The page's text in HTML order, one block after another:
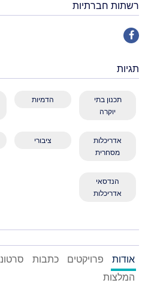
רשתות חברתיות
תגיות
תכנון בתי
יוקרה
הדמיות
אדריכלות
מסחרית
ציבורי
הנדסאי
אדריכלות
אודות פרויקטים כתבות
המלצות